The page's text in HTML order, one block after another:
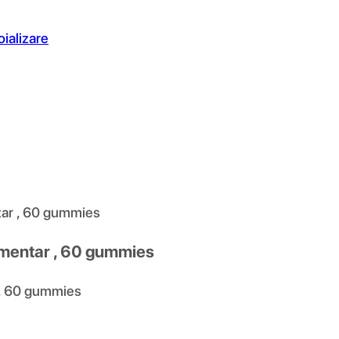
, 60 gummies
, 60 gummies